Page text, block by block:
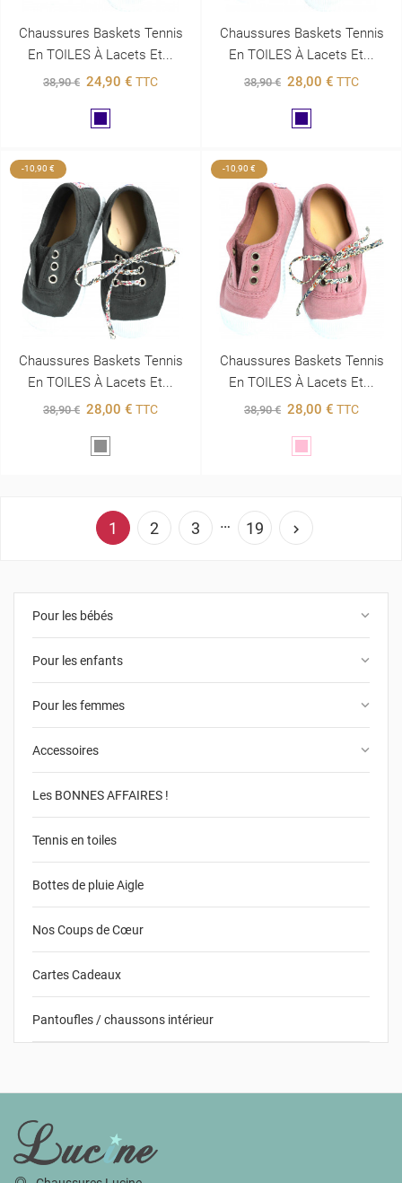
Pour les bébés keyboard_arrow_down
Pour les enfants keyboard_arrow_down
Pour les femmes keyboard_arrow_down
Accessoires keyboard_arrow_down
Les BONNES AFFAIRES !
Tennis en toiles
Bottes de pluie Aigle
Nos Coups de Cœur
Cartes Cadeaux
Pantoufles / chaussons intérieur
Chaussures Baskets Tennis
En TOILES À Lacets Et...
38,90 € 24,90 € TTC
Chaussures Baskets Tennis
En TOILES À Lacets Et...
38,90 € 28,00 € TTC
-10,90 €
Chaussures Baskets Tennis
En TOILES À Lacets Et...
38,90 € 28,00 € TTC
-10,90 €
Chaussures Baskets Tennis
En TOILES À Lacets Et...
38,90 € 28,00 € TTC
1 2 3 … 19 
INFORMATIONS